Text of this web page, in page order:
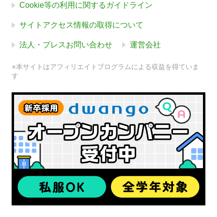
Cookie等の利用に関するガイドライン
サイトアクセス情報の取得について
法人・プレスお問い合わせ 運営会社
※本サイトはアフィリエイトプログラムによる収益を得ていま
す